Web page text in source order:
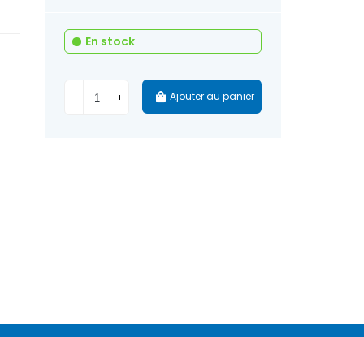
En stock
- + Ajouter au panier